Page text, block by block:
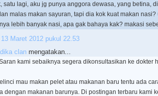
satu lagi, aku jg punya anggora dewasa, yang betina,
malas makan sayuran, tapi dia kok kuat makan
lebih banyak nasi, apa gak bahaya kak? makasi
13 Maret 2012 pukul 22.53
clan mengatakan...
kami sebaiknya segera dikonsultasikan ke dokter
mau makan pelet atau makanan baru tentu ada
dengan makanan barunya. Di postingan terbaru kami